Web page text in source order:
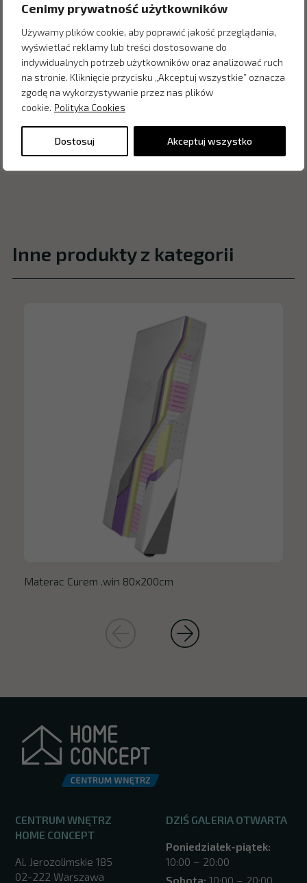
Cenimy prywatność użytkowników
Używamy plików cookie, aby poprawić jakość przeglądania,
wyświetlać reklamy lub treści dostosowane do
indywidualnych potrzeb użytkowników oraz analizować ruch
na stronie. Kliknięcie przycisku „Akceptuj wszystkie” oznacza
zgodę na wykorzystywanie przez nas plików
cookie. Polityka Cookies
Dostosuj Akceptuj wszystko
Inne produkty z kategorii
Materac Curem .win 80x200cm
CENTRUM WNĘTRZ
HOME CONCEPT
Al. Jerozolimskie 185
02-222 Warszawa
DZIŚ GALERIA OTWARTA
Poniedziałek-piątek:
10:00 – 20:00
Sobota: 10:00 – 20:00